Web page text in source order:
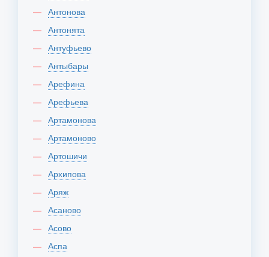
Антонова
Антонята
Антуфьево
Антыбары
Арефина
Арефьева
Артамонова
Артамоново
Артошичи
Архипова
Аряж
Асаново
Асово
Аспа